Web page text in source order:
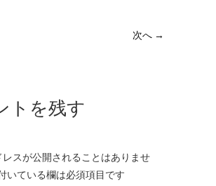
次へ →
トを残す
レスが公開されることはありませ
いている欄は必須項目です